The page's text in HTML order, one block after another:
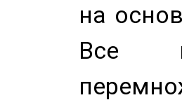
на
Все